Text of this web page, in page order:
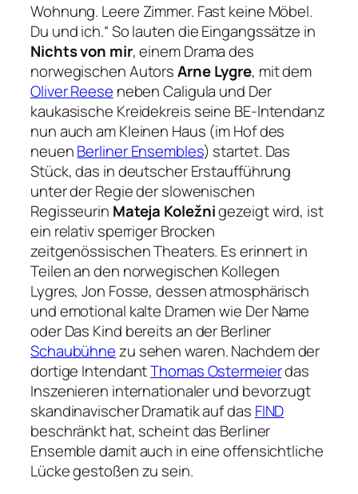
Wohnung. Leere Zimmer. Fast keine Möbel.
Du und ich.“So lauten die Eingangssätze in
Nichts von mir, einem Drama des
norwegischen AutorsArne Lygre, mit dem
Oliver Reese nebenCaligula und Der
kaukasische Kreidekreis seine BE-Intendanz
nun auch am Kleinen Haus (im Hof des
neuenBerliner Ensembles) startet. Das
Stück, das in deutscher Erstaufführung
unter der Regie der slowenischen
Regisseurin Mateja Koležnigezeigt wird, ist
ein relativ sperriger Brocken
zeitgenössischen Theaters. Es erinnert in
Teilen an den norwegischen Kollegen
Lygres, Jon Fosse, dessen atmosphärisch
und emotional kalte Dramen wie Der Name
oderDas Kind bereits an der Berliner
Schaubühnezu sehen waren. Nachdem der
dortige IntendantThomas Ostermeierdas
Inszenieren internationaler und bevorzugt
skandinavischer Dramatik auf das FIND
beschränkt hat, scheint das Berliner
Ensemble damit auch in eine offensichtliche
Lücke gestoßen zu sein.